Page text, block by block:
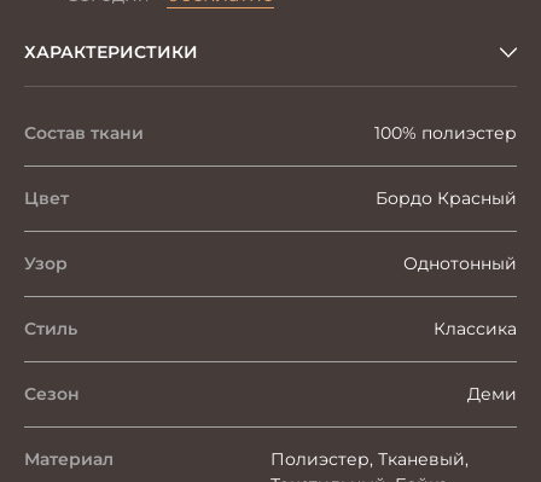
ХАРАКТЕРИСТИКИ
Состав ткани 100% полиэстер
Цвет Бордо Красный
Узор Однотонный
Стиль Классика
Сезон Деми
Материал
Полиэстер, Тканевый,